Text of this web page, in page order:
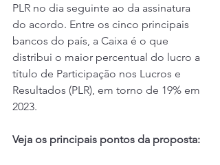
PLR no dia seguinte ao da assinatura
do acordo. Entre os cinco principais
bancos do país, a Caixa é o que
distribui o maior percentual do lucro a
título de Participação nos Lucros e
Resultados (PLR), em torno de 19% em
2023.
Veja os principais pontos da proposta: